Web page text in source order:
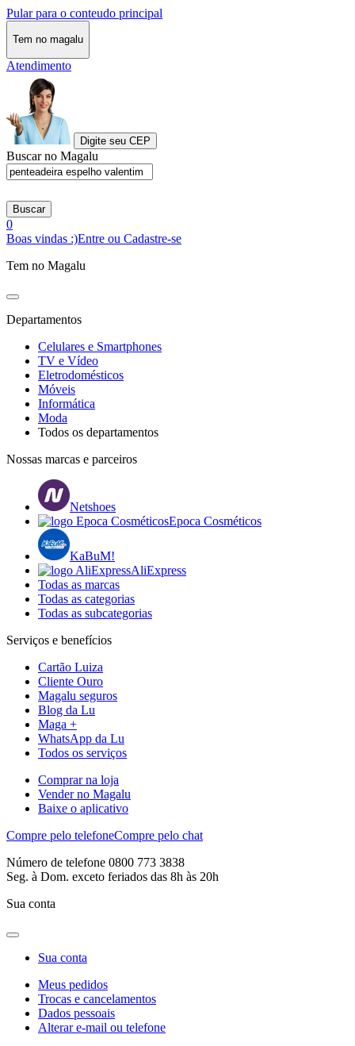
Pular para o conteudo principal
Tem no magalu
Atendimento
Digite seu CEP
Buscar no Magalu
Buscar
0
Boas vindas :)Entre ou Cadastre-se
Tem no Magalu
Departamentos
Celulares e Smartphones
TV e Vídeo
Eletrodomésticos
Móveis
Informática
Moda
Todos os departamentos
Nossas marcas e parceiros
Netshoes
Epoca Cosméticos
KaBuM!
AliExpress
Todas as marcas
Todas as categorias
Todas as subcategorias
Serviços e benefícios
Cartão Luiza
Cliente Ouro
Magalu seguros
Blog da Lu
Maga +
WhatsApp da Lu
Todos os serviços
Comprar na loja
Vender no Magalu
Baixe o aplicativo
Compre pelo telefoneCompre pelo chat
Número de telefone 0800 773 3838
Seg. à Dom. exceto feriados das 8h às 20h
Sua conta
Sua conta
Meus pedidos
Trocas e cancelamentos
Dados pessoais
Alterar e-mail ou telefone